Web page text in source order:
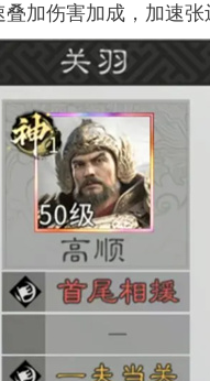
加伤害加成，加速张